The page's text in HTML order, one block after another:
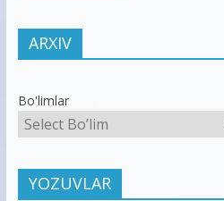
ARXIV
Bo'limlar
YOZUVLAR